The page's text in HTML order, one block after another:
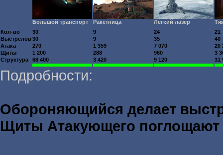
Большой транспорт Ракетница Легкий лазер
Кол-во
30 9 24
21
Выстрелов30 9 35
40
Атака
270 1 359 7 070
20
Щиты
1 200 288 960
3
Структура
68 400 3 420 9 120 31
Подробности:
Обороняющийся делает
Щиты Атакующего поглощают